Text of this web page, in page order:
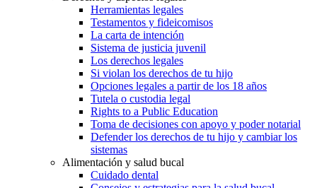
Herramientas legales
Testamentos y fideicomisos
La carta de intención
Sistema de justicia juvenil
Los derechos legales
Si violan los derechos de tu hijo
Opciones legales a partir de los 18 años
Tutela o custodia legal
Rights to a Public Education
Toma de decisiones con apoyo y poder notarial
Defender los derechos de tu hijo y cambiar los
sistemas
Alimentación y salud bucal
Cuidado dental